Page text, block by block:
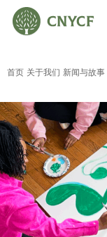
首页 关于我们 新闻与故事